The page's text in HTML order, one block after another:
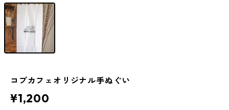
コブカフェオリジナル手ぬぐい
¥1,200